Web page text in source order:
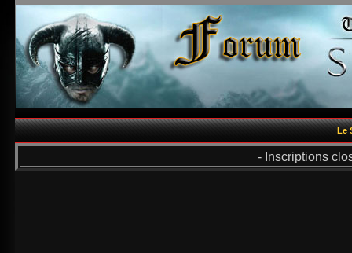
Le
- Inscriptions